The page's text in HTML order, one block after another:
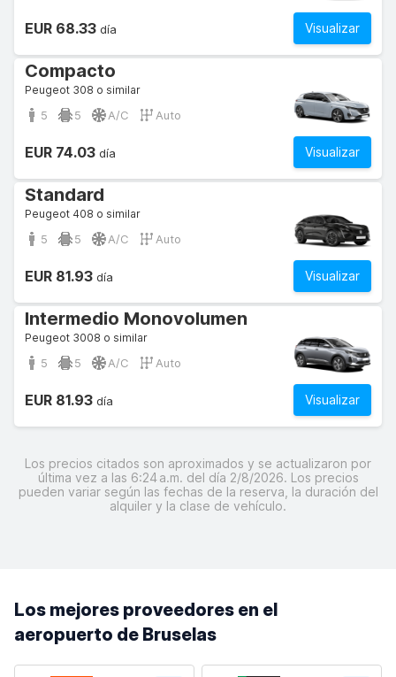
Visualizar
EUR 68.33 día
Compacto
Peugeot 308 o similar
5 5 A/C Auto
Visualizar
EUR 74.03 día
Standard
Peugeot 408 o similar
5 5 A/C Auto
Visualizar
EUR 81.93 día
Intermedio Monovolumen
Peugeot 3008 o similar
5 5 A/C Auto
Visualizar
EUR 81.93 día
Los precios citados son aproximados y se actualizaron por
última vez a las 6:24 a.m. del día 2/8/2026. Los precios
pueden variar según las fechas de la reserva, la duración del
alquiler y la clase de vehículo.
Los mejores proveedores en el
aeropuerto de Bruselas